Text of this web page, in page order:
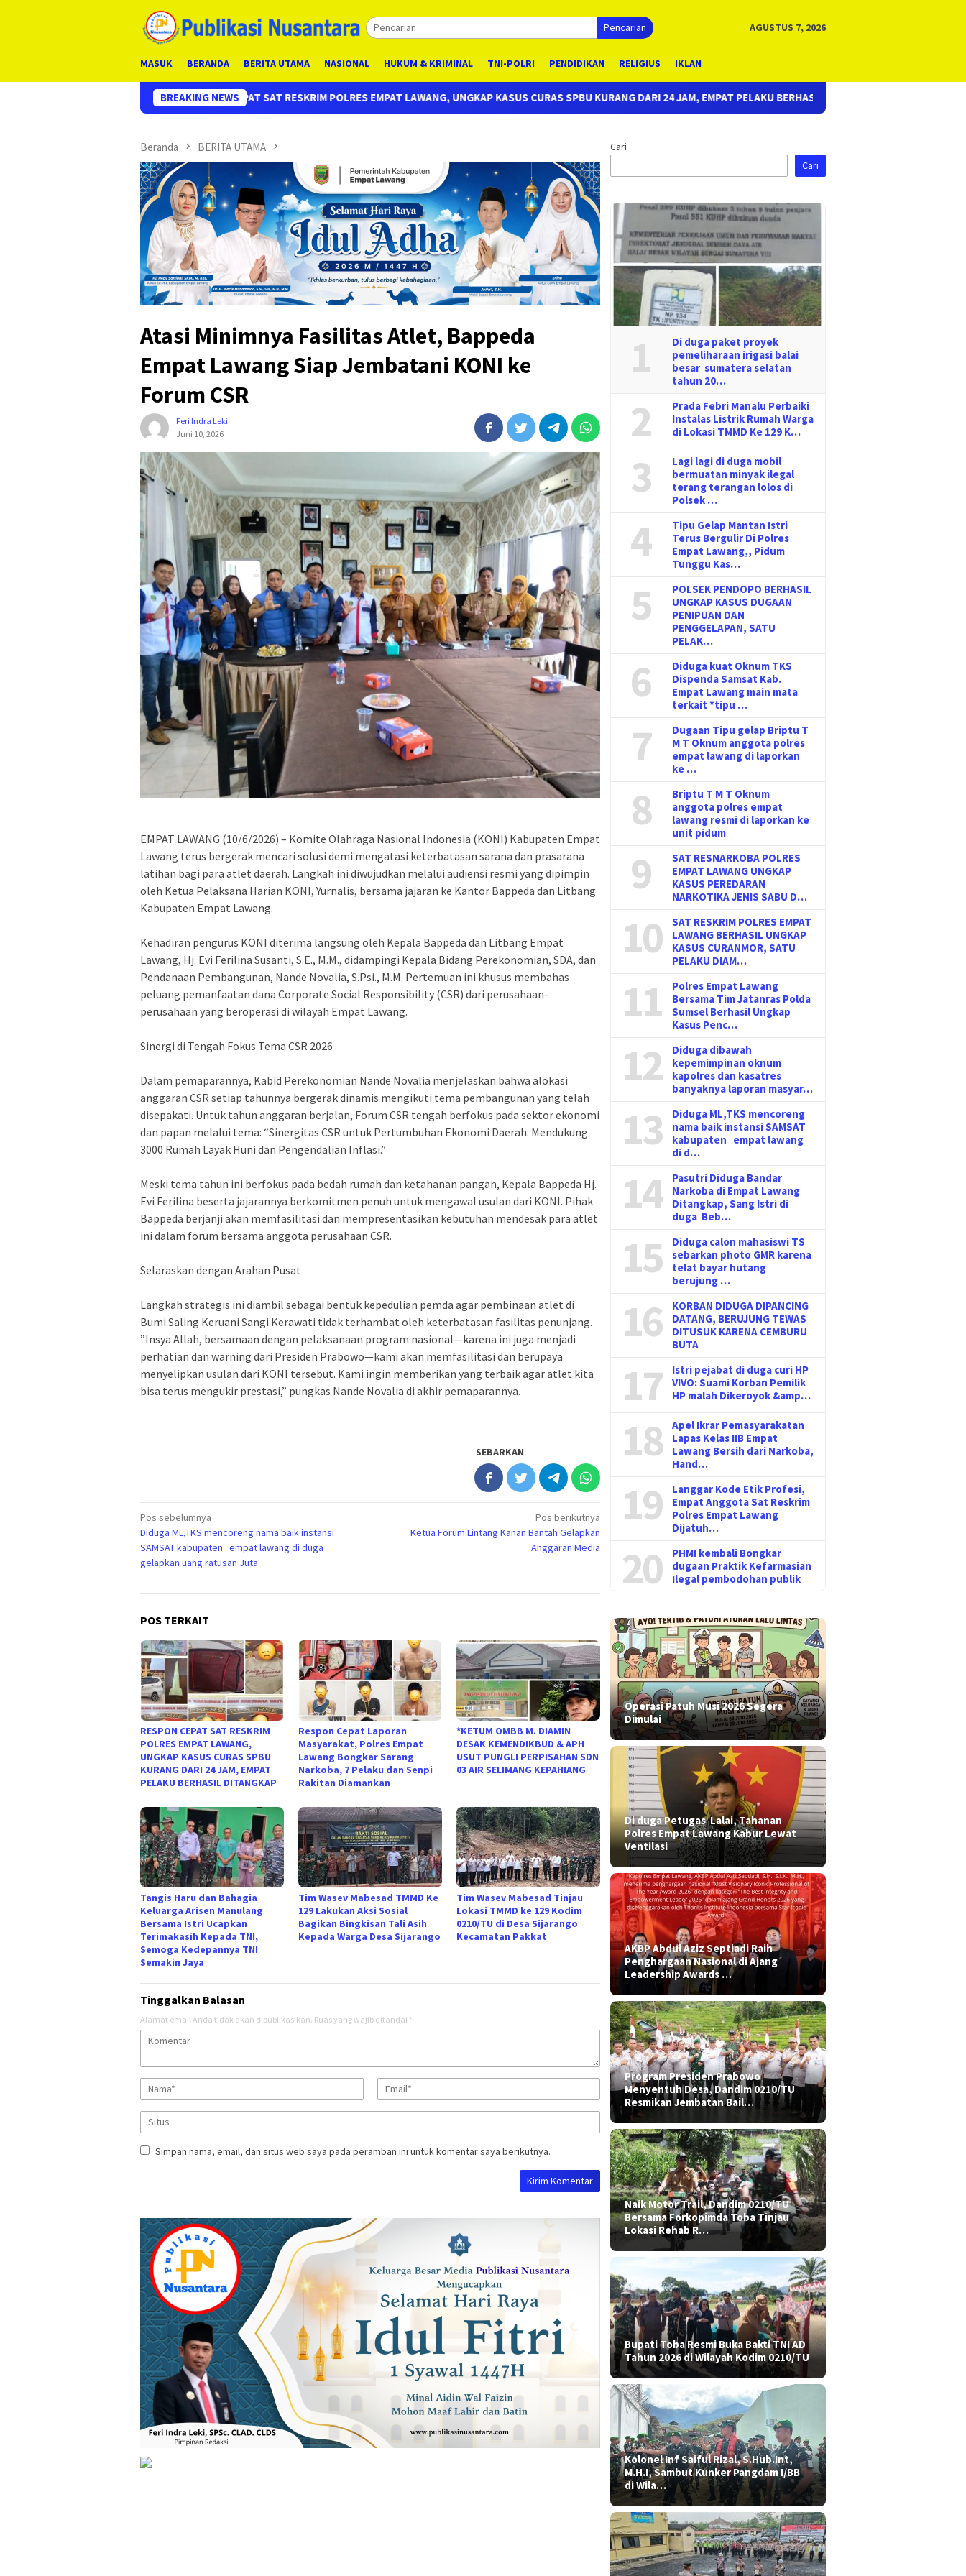
Pencarian AGUSTUS 7, 2026
MASUK BERANDA BERITA UTAMA NASIONAL HUKUM & KRIMINAL TNI-POLRI PENDIDIKAN RELIGIUS IKLAN
BREAKING NEWS
RESPON CEPAT SAT RESKRIM POLRES EMPAT LAWANG, UNGKAP KASUS CURAS SPBU KURANG DARI 24 JAM, EMPAT PELAKU BERHASIL DITANGKAP Respon Cepat Laporan Masyarakat,
Beranda BERITA UTAMA
Atasi Minimnya Fasilitas Atlet, Bappeda
Empat Lawang Siap Jembatani KONI ke
Forum CSR
Feri Indra Leki
Juni 10, 2026
‎​EMPAT LAWANG (10/6/2026) – Komite Olahraga Nasional Indonesia (KONI) Kabupaten Empat
Lawang terus bergerak mencari solusi demi mengatasi keterbatasan sarana dan prasarana
latihan bagi para atlet daerah. Langkah ini diwujudkan melalui audiensi resmi yang dipimpin
oleh Ketua Pelaksana Harian KONI, Yurnalis, bersama jajaran ke Kantor Bappeda dan Litbang
Kabupaten Empat Lawang.
‎​Kehadiran pengurus KONI diterima langsung oleh Kepala Bappeda dan Litbang Empat
Lawang, Hj. Evi Ferilina Susanti, S.E., M.M., didampingi Kepala Bidang Perekonomian, SDA, dan
Pendanaan Pembangunan, Nande Novalia, S.Psi., M.M. Pertemuan ini khusus membahas
peluang pemanfaatan dana Corporate Social Responsibility (CSR) dari perusahaan-
perusahaan yang beroperasi di wilayah Empat Lawang.
‎​Sinergi di Tengah Fokus Tema CSR 2026
‎Dalam pemaparannya, Kabid Perekonomian Nande Novalia menjelaskan bahwa alokasi
anggaran CSR setiap tahunnya bergerak dinamis mengikuti tema pembangunan yang telah
disepakati. Untuk tahun anggaran berjalan, Forum CSR tengah berfokus pada sektor ekonomi
dan papan melalui tema: “Sinergitas CSR untuk Pertumbuhan Ekonomi Daerah: Mendukung
3000 Rumah Layak Huni dan Pengendalian Inflasi.”
‎​Meski tema tahun ini berfokus pada bedah rumah dan ketahanan pangan, Kepala Bappeda Hj.
Evi Ferilina beserta jajarannya berkomitmen penuh untuk mengawal usulan dari KONI. Pihak
Bappeda berjanji akan memfasilitasi dan mempresentasikan kebutuhan mendesak para atlet
ini dalam forum bersama anggota perusahaan CSR.
‎​Selaraskan dengan Arahan Pusat
‎Langkah strategis ini diambil sebagai bentuk kepedulian pemda agar pembinaan atlet di
Bumi Saling Keruani Sangi Kerawati tidak terhambat oleh keterbatasan fasilitas penunjang.
‎​”Insya Allah, bersamaan dengan pelaksanaan program nasional—karena ini juga menjadi
perhatian dan warning dari Presiden Prabowo—kami akan memfasilitasi dan berupaya
menyelipkan usulan dari KONI tersebut. Kami ingin memberikan yang terbaik agar atlet kita
bisa terus mengukir prestasi,” pungkas Nande Novalia di akhir pemaparannya.
SEBARKAN
Navigasi
pos
Pos sebelumnya
Diduga ML,TKS mencoreng nama baik instansi
SAMSAT kabupaten empat lawang di duga
gelapkan uang ratusan Juta
Pos berikutnya
Ketua Forum Lintang Kanan Bantah Gelapkan
Anggaran Media
POS TERKAIT
RESPON CEPAT SAT RESKRIM
POLRES EMPAT LAWANG,
UNGKAP KASUS CURAS SPBU
KURANG DARI 24 JAM, EMPAT
PELAKU BERHASIL DITANGKAP
Respon Cepat Laporan
Masyarakat, Polres Empat
Lawang Bongkar Sarang
Narkoba, 7 Pelaku dan Senpi
Rakitan Diamankan
*KETUM OMBB M. DIAMIN
DESAK KEMENDIKBUD & APH
USUT PUNGLI PERPISAHAN SDN
03 AIR SELIMANG KEPAHIANG
Tangis Haru dan Bahagia
Keluarga Arisen Manulang
Bersama Istri Ucapkan
Terimakasih Kepada TNI,
Semoga Kedepannya TNI
Semakin Jaya
Tim Wasev Mabesad TMMD Ke
129 Lakukan Aksi Sosial
Bagikan Bingkisan Tali Asih
Kepada Warga Desa Sijarango
Tim Wasev Mabesad Tinjau
Lokasi TMMD ke 129 Kodim
0210/TU di Desa Sijarango
Kecamatan Pakkat
Tinggalkan Balasan
Alamat email Anda tidak akan dipublikasikan. Ruas yang wajib ditandai *
Simpan nama, email, dan situs web saya pada peramban ini untuk komentar saya berikutnya.
Cari
Cari
1
Di duga paket proyek
pemeliharaan irigasi balai
besar sumatera selatan
tahun 20…
2
Prada Febri Manalu Perbaiki
Instalas Listrik Rumah Warga
di Lokasi TMMD Ke 129 K…
3
Lagi lagi di duga mobil
bermuatan minyak ilegal
terang terangan lolos di
Polsek …
4
Tipu Gelap Mantan Istri
Terus Bergulir Di Polres
Empat Lawang,, Pidum
Tunggu Kas…
5
POLSEK PENDOPO BERHASIL
UNGKAP KASUS DUGAAN
PENIPUAN DAN
PENGGELAPAN, SATU
PELAK…
6
Diduga kuat Oknum TKS
Dispenda Samsat Kab.
Empat Lawang main mata
terkait *tipu …
7
Dugaan Tipu gelap Briptu T
M T Oknum anggota polres
empat lawang di laporkan
ke …
8
Briptu T M T Oknum
anggota polres empat
lawang resmi di laporkan ke
unit pidum
9
SAT RESNARKOBA POLRES
EMPAT LAWANG UNGKAP
KASUS PEREDARAN
NARKOTIKA JENIS SABU D…
10
SAT RESKRIM POLRES EMPAT
LAWANG BERHASIL UNGKAP
KASUS CURANMOR, SATU
PELAKU DIAM…
11
Polres Empat Lawang
Bersama Tim Jatanras Polda
Sumsel Berhasil Ungkap
Kasus Penc…
12
Diduga dibawah
kepemimpinan oknum
kapolres dan kasatres
banyaknya laporan masyar…
13
Diduga ML,TKS mencoreng
nama baik instansi SAMSAT
kabupaten empat lawang
di d…
14
Pasutri Diduga Bandar
Narkoba di Empat Lawang
Ditangkap, Sang Istri di
duga Beb…
15
Diduga calon mahasiswi TS
sebarkan photo GMR karena
telat bayar hutang
berujung …
16
KORBAN DIDUGA DIPANCING
DATANG, BERUJUNG TEWAS
DITUSUK KARENA CEMBURU
BUTA
17
Istri pejabat di duga curi HP
VIVO: Suami Korban Pemilik
HP malah Dikeroyok &amp…
18
Apel Ikrar Pemasyarakatan
Lapas Kelas IIB Empat
Lawang Bersih dari Narkoba,
Hand…
19
Langgar Kode Etik Profesi,
Empat Anggota Sat Reskrim
Polres Empat Lawang
Dijatuh…
20
PHMI kembali Bongkar
dugaan Praktik Kefarmasian
Ilegal pembodohan publik
Operasi Patuh Musi 2026 Segera
Dimulai
​Di duga Petugas Lalai, Tahanan
Polres Empat Lawang Kabur Lewat
Ventilasi
AKBP Abdul Aziz Septiadi Raih
Penghargaan Nasional di Ajang
Leadership Awards …
Program Presiden Prabowo
Menyentuh Desa, Dandim 0210/TU
Resmikan Jembatan Bail…
Naik Motor Trail, Dandim 0210/TU
Bersama Forkopimda Toba Tinjau
Lokasi Rehab R…
Bupati Toba Resmi Buka Bakti TNI AD
Tahun 2026 di Wilayah Kodim 0210/TU
Kolonel Inf Saiful Rizal, S.Hub.Int,
M.H.I, Sambut Kunker Pangdam I/BB
di Wila…